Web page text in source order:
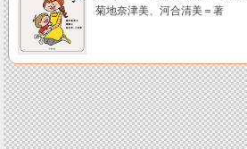
菊地奈津美、河合清美＝著